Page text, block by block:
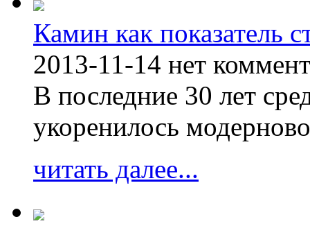
Камин как показатель
2013-11-14 нет
В последние 30 лет
укоренилось
читать далее...